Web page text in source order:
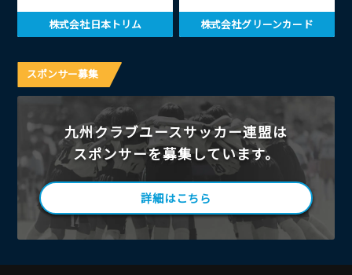
株式会社日本トリム 株式会社グリーンカード
スポンサー募集
九州クラブユースサッカー連盟は
スポンサーを募集しています。
詳細はこちら